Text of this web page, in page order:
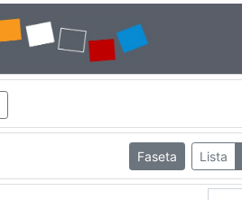
Faseta Lista